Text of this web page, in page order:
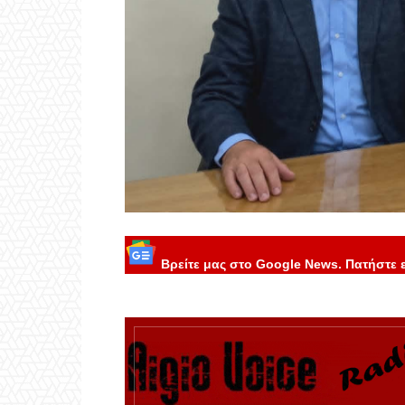
Βρείτε μας στο Google News. Πατήστε